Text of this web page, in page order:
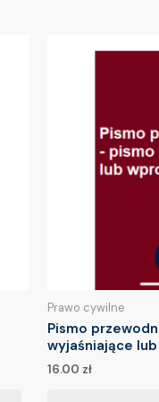
Prawo cywilne
Pismo
wyjaśniające
16.00 zł